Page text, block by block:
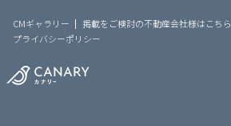
CMギャラリー 掲載をご検討の不動産会社様はこちら
プライバシーポリシー